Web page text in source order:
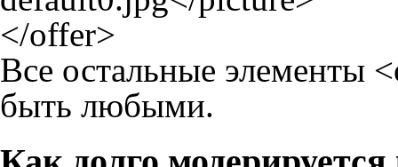
</offer>
Все остальные элементы
быть любыми.